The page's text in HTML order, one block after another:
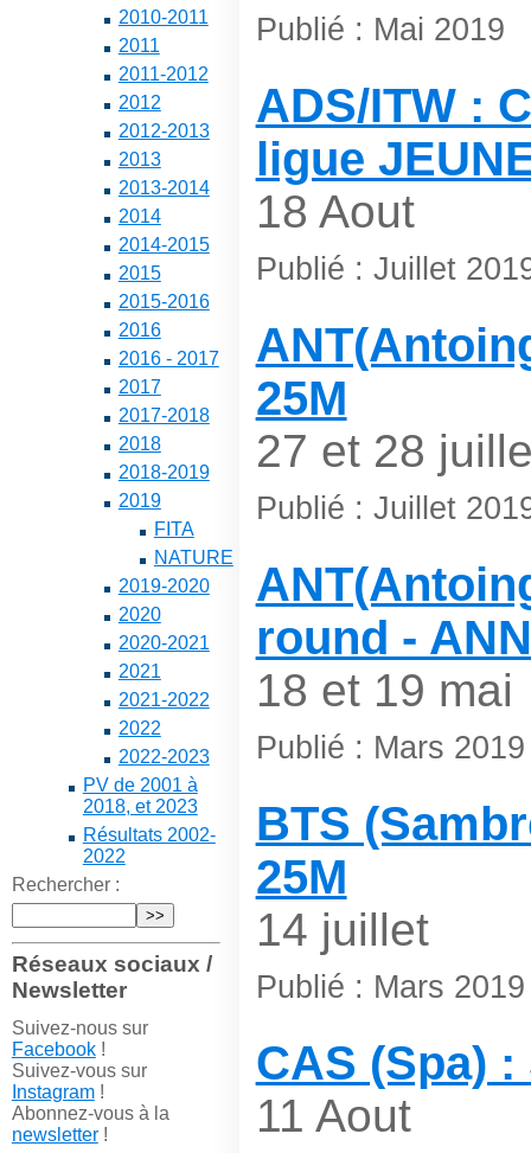
2010-2011
2011
2011-2012
2012
2012-2013
2013
2013-2014
2014
2014-2015
2015
2015-2016
2016
2016 - 2017
2017
2017-2018
2018
2018-2019
2019
FITA
NATURE
2019-2020
2020
2020-2021
2021
2021-2022
2022
2022-2023
PV de 2001 à
2018, et 2023
Résultats 2002-
2022
Rechercher :
Réseaux sociaux /
Newsletter
Suivez-nous sur
Facebook!
Suivez-vous sur
Instagram!
Abonnez-vous à la
newsletter!
Publié : Mai 2019
ADS/ITW :
ligue
18 Aout
Publié : Juillet
25M
27 et 28
Publié : Juillet
round -
18 et 19 mai
Publié : Mars
BTS
25M
14 juillet
Publié : Mars 2019
CAS (Spa) :
11 Aout